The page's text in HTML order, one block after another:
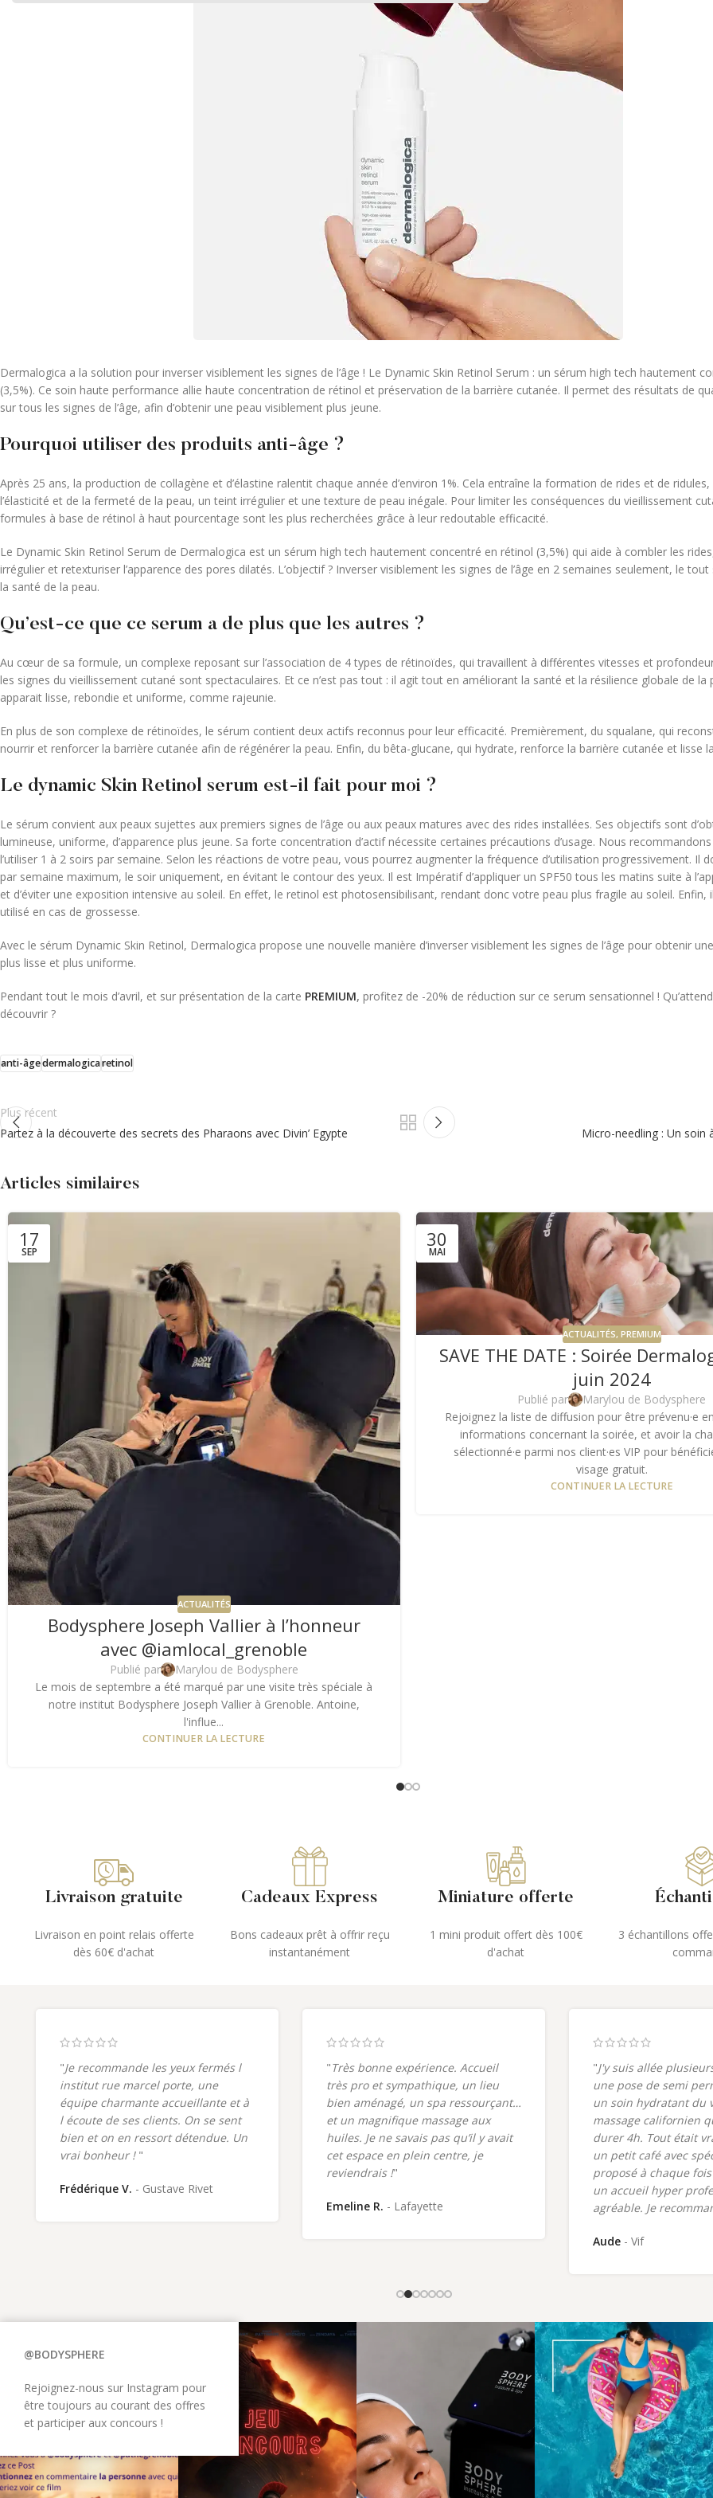
Dermalogica a la solution pour inverser visiblement les signes de l’âge ! Le Dynamic Skin Retinol Serum : un sérum high tech hautement
(3,5%). Ce soin haute performance allie haute concentration de rétinol et préservation de la barrière cutanée. Il permet des résultats de
sur tous les signes de l’âge, afin d’obtenir une peau visiblement plus jeune.
Pourquoi utiliser des produits anti-âge ?
Après 25 ans, la production de collagène et d’élastine ralentit chaque année d’environ 1%. Cela entraîne la formation de rides et de
l’élasticité et de la fermeté de la peau, un teint irrégulier et une texture de peau inégale. Pour limiter les conséquences du vieillissement
formules à base de rétinol à haut pourcentage sont les plus recherchées grâce à leur redoutable efficacité.
Le Dynamic Skin Retinol Serum de Dermalogica est un sérum high tech hautement concentré en rétinol (3,5%) qui aide à combler les
irrégulier et retexturiser l’apparence des pores dilatés. L’objectif ? Inverser visiblement les signes de l’âge en 2 semaines seulement, le
la santé de la peau.
Qu’est-ce que ce serum a de plus que les autres ?
Au cœur de sa formule, un complexe reposant sur l’association de 4 types de rétinoïdes, qui travaillent à différentes vitesses et
les signes du vieillissement cutané sont spectaculaires. Et ce n’est pas tout : il agit tout en améliorant la santé et la résilience globale de la
apparait lisse, rebondie et uniforme, comme rajeunie.
En plus de son complexe de rétinoïdes, le sérum contient deux actifs reconnus pour leur efficacité. Premièrement, du squalane, qui
nourrir et renforcer la barrière cutanée afin de régénérer la peau. Enfin, du bêta-glucane, qui hydrate, renforce la barrière cutanée et lisse
Le dynamic Skin Retinol serum est-il fait pour moi ?
Le sérum convient aux peaux sujettes aux premiers signes de l’âge ou aux peaux matures avec des rides installées. Ses objectifs sont
lumineuse, uniforme, d’apparence plus jeune. Sa forte concentration d’actif nécessite certaines précautions d’usage. Nous
l’utiliser 1 à 2 soirs par semaine. Selon les réactions de votre peau, vous pourrez augmenter la fréquence d’utilisation progressivement. Il
par semaine maximum, le soir uniquement, en évitant le contour des yeux. Il est Impératif d’appliquer un SPF50 tous les matins suite à
et d’éviter une exposition intensive au soleil. En effet, le retinol est photosensibilisant, rendant donc votre peau plus fragile au soleil. Enfin,
utilisé en cas de grossesse.
Avec le sérum Dynamic Skin Retinol, Dermalogica propose une nouvelle manière d’inverser visiblement les signes de l’âge pour obtenir
plus lisse et plus uniforme.
Pendant tout le mois d’avril, et sur présentation de la carte PREMIUM, profitez de -20% de réduction sur ce serum sensationnel !
découvrir ?
anti-âgedermalogicaretinol
Plus récent
Partez à la découverte des secrets des Pharaons avec Divin’ Egypte
Micro-needling : Un soin
Articles similaires
17
SEP
ACTUALITÉS
Bodysphere Joseph Vallier à l’honneur
avec @iamlocal_grenoble
Publié par
Marylou de Bodysphere
Le mois de septembre a été marqué par une visite très spéciale à
notre institut Bodysphere Joseph Vallier à Grenoble. Antoine,
l'influe...
CONTINUER LA LECTURE
30
MAI
ACTUALITÉS, PREMIUM
SAVE THE DATE : Soirée
juin 2024
Publié par
Marylou de Bodysphere
Rejoignez la liste de diffusion pour être prévenu·e
informations concernant la soirée, et avoir la
sélectionné·e parmi nos client·es VIP pour
visage gratuit.
CONTINUER LA LECTURE
Livraison gratuite
Livraison en point relais offerte
dès 60€ d'achat
Cadeaux Express
Bons cadeaux prêt à offrir reçu
instantanément
Miniature offerte
1 mini produit offert dès 100€
d'achat
3 échantillons
"Je recommande les yeux fermés l
institut rue marcel porte, une
équipe charmante accueillante et à
l écoute de ses clients. On se sent
bien et on en ressort détendue. Un
vrai bonheur ! "
Frédérique V. Gustave Rivet
"Très bonne expérience. Accueil
très pro et sympathique, un lieu
bien aménagé, un spa ressourçant…
et un magnifique massage aux
huiles. Je ne savais pas qu’il y avait
cet espace en plein centre, je
reviendrais !"
Emeline R. Lafayette
"J'y suis allée
une pose de semi
un soin hydratant du
massage californien
durer 4h. Tout était
un petit café avec
proposé à chaque
un accueil hyper
agréable. Je
Aude Vif
@BODYSPHERE
Rejoignez-nous sur Instagram pour
être toujours au courant des offres
et participer aux concours !